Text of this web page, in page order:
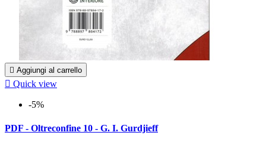
 Aggiungi al carrello
 Quick view
-5%
PDF - Oltreconfine 10 - G. I. Gurdjieff